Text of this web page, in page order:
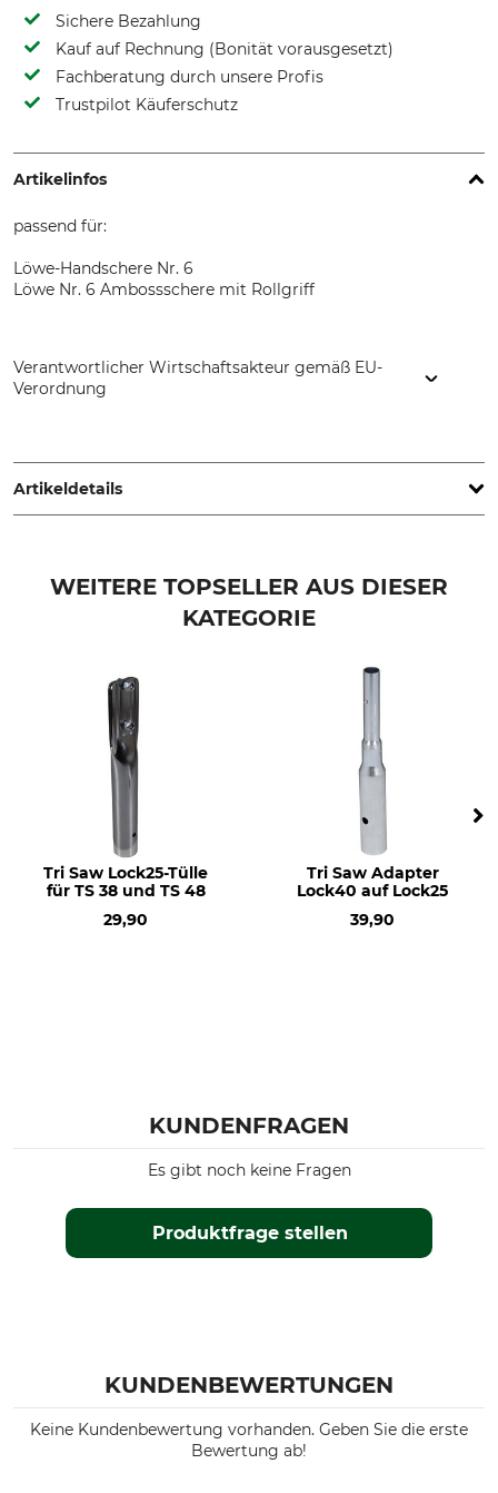
Sichere Bezahlung
Kauf auf Rechnung (Bonität vorausgesetzt)
Fachberatung durch unsere Profis
Trustpilot Käuferschutz
Artikelinfos
passend für:
Löwe-Handschere Nr. 6
Löwe Nr. 6 Ambossschere mit Rollgriff
Verantwortlicher Wirtschaftsakteur gemäß EU-
Verordnung
Germany, www.original-loewe.de
Artikeldetails
Herstellung
WEITERE TOPSELLER AUS DIESER
KATEGORIE
Tri Saw Lock25-Tülle
für TS 38 und TS 48
29,90
Tri Saw Adapter
Lock40 auf Lock25
39,90
KUNDENFRAGEN
Produktfrage stellen
Es gibt noch keine Fragen
KUNDENBEWERTUNGEN
Keine Kundenbewertung vorhanden. Geben Sie die erste
Bewertung ab!